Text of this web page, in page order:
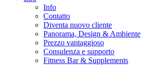
Info
Contatto
Diventa nuovo cliente
Panorama, Design & Ambiente
Prezzo vantaggioso
Consulenza e supporto
Fitness Bar & Supplements